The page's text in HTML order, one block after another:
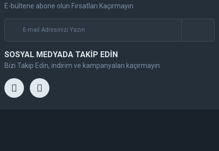
E-bültene abone olun Fırsatları Kaçırmayın
SOSYAL MEDYADA TAKİP EDİN
Bizi Takip Edin, indirim ve kampanyaları kaçırmayın